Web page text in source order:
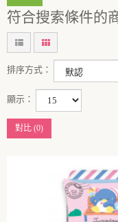
符合搜索條件的
排序方式：
顯示：
對比 (0)